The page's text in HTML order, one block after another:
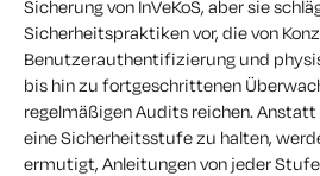
Sicherung von InVeKoS, aber sie
Sicherheitspraktiken vor, die von
Benutzerauthentifizierung und
bis hin zu fortgeschrittenen
regelmäßigen Audits reichen.
eine Sicherheitsstufe zu halten,
ermutigt, Anleitungen von jeder